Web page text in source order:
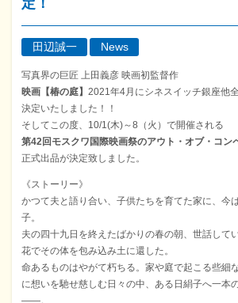
定！
田辺誠一 News
写真界の巨匠 上田義彦 映画初監督作
映画【椿の庭】 2021年4月にシネスイッチ銀座他
決定いたしました！！
そしてこの度、10/1(木)～8（火）で開催される
第42回モスクワ国際映画祭のアウト・オブ・コン
正式出品が決定致しました。
《ストーリー》
かつて夫と語り合い、子供たちを育てた家に、今
子。
夫の四十九日を終えたばかりの春の朝、世話して
花でその体を包み込み土に還した。
命あるものはやがて朽ちる。家や庭で起こる些細
に想いを馳せ慈しむ日々の中、ある日絹子へ一本